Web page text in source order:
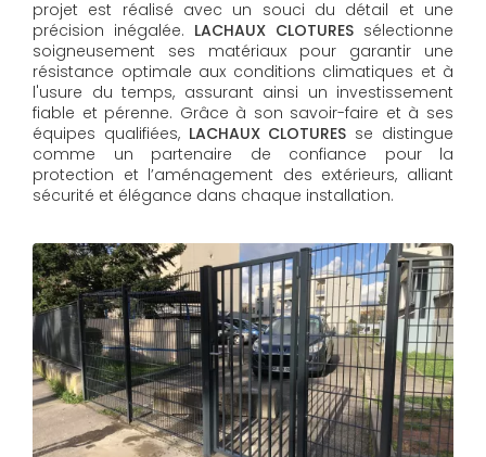
projet est réalisé avec un souci du détail et une
précision inégalée. LACHAUX CLOTURES sélectionne
soigneusement ses matériaux pour garantir une
résistance optimale aux conditions climatiques et à
l'usure du temps, assurant ainsi un investissement
fiable et pérenne. Grâce à son savoir-faire et à ses
équipes qualifiées,LACHAUX CLOTURES​​​​​​​ se distingue
comme un partenaire de confiance pour la
protection et l’aménagement des extérieurs, alliant
sécurité et élégance dans chaque installation.